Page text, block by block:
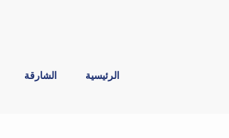
الرئيسية الشارقة